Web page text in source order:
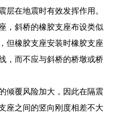
层在地震时有效发挥作用。
，斜桥的橡胶支座布设类似
但橡胶支座安装时橡胶支座
，而不应与斜桥的桥墩或桥
倾覆风险加大，因此在隔震
座之间的竖向刚度相差不大